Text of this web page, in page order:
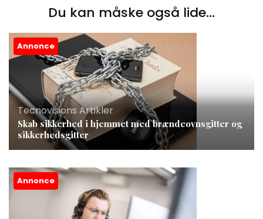
Du kan måske også lide...
Annonce
Tecnovisions Artikler
Skab sikkerhed i hjemmet med brændeovnsgitter og
sikkerhedsgitter
Annonce